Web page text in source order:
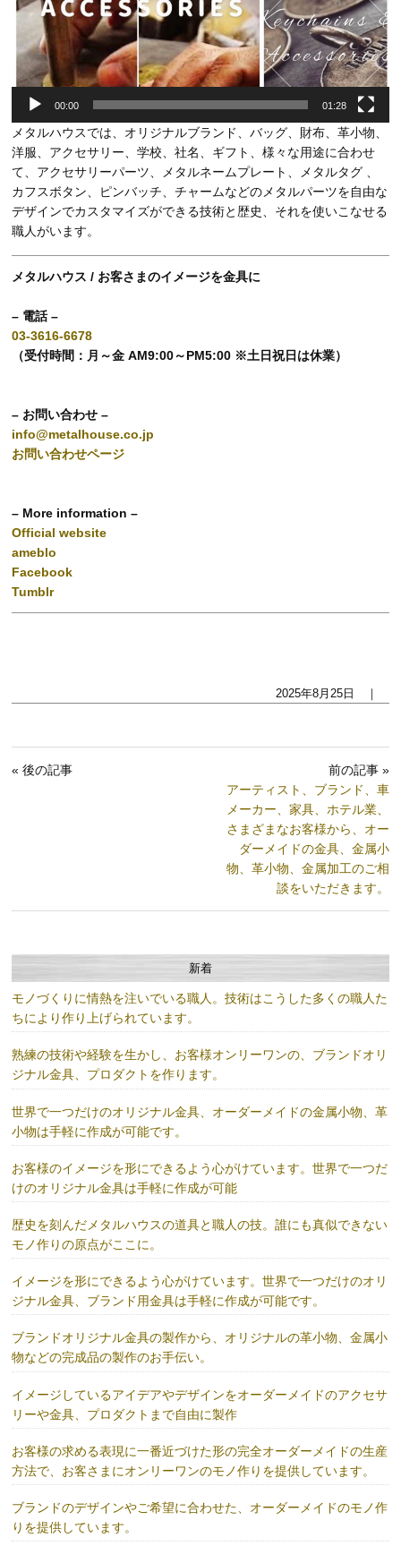
00:00 01:28
メタルハウスでは、オリジナルブランド、バッグ、財布、革小物、
洋服、アクセサリー、学校、社名、ギフト、様々な用途に合わせ
て、アクセサリーパーツ、メタルネームプレート、メタルタグ 、
カフスボタン、ピンバッチ、チャームなどのメタルパーツを自由な
デザインでカスタマイズができる技術と歴史、それを使いこなせる
職人がいます。
メタルハウス / お客さまのイメージを金具に
– 電話 –
03-3616-6678
（受付時間：月～金 AM9:00～PM5:00 ※土日祝日は休業）
– お問い合わせ –
info@metalhouse.co.jp
お問い合わせページ
– More information –
Official website
ameblo
Facebook
Tumblr
2025年8月25日 ｜
« 後の記事
前の記事 »
アーティスト、ブランド、車
メーカー、家具、ホテル業、
さまざまなお客様から、オー
ダーメイドの金具、金属小
物、革小物、金属加工のご相
談をいただきます。
新着
モノづくりに情熱を注いでいる職人。技術はこうした多くの職人た
ちにより作り上げられています。
熟練の技術や経験を生かし、お客様オンリーワンの、ブランドオリ
ジナル金具、プロダクトを作ります。
世界で一つだけのオリジナル金具、オーダーメイドの金属小物、革
小物は手軽に作成が可能です。
お客様のイメージを形にできるよう心がけています。世界で一つだ
けのオリジナル金具は手軽に作成が可能
歴史を刻んだメタルハウスの道具と職人の技。誰にも真似できない
モノ作りの原点がここに。
イメージを形にできるよう心がけています。世界で一つだけのオリ
ジナル金具、ブランド用金具は手軽に作成が可能です。
ブランドオリジナル金具の製作から、オリジナルの革小物、金属小
物などの完成品の製作のお手伝い。
イメージしているアイデアやデザインをオーダーメイドのアクセサ
リーや金具、プロダクトまで自由に製作
お客様の求める表現に一番近づけた形の完全オーダーメイドの生産
方法で、お客さまにオンリーワンのモノ作りを提供しています。
ブランドのデザインやご希望に合わせた、オーダーメイドのモノ作
りを提供しています。